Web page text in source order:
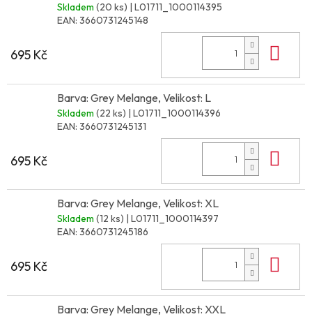
Skladem (20 ks) | L01711_1000114395
EAN: 3660731245148
695 Kč
Barva: Grey Melange, Velikost: L
Skladem (22 ks) | L01711_1000114396
EAN: 3660731245131
695 Kč
Barva: Grey Melange, Velikost: XL
Skladem (12 ks) | L01711_1000114397
EAN: 3660731245186
695 Kč
Barva: Grey Melange, Velikost: XXL